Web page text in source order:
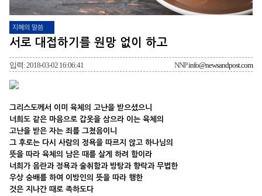
지혜의 말씀
서로 대접하기를 원망 없이 하고
입력: 2018-03-02 16:06:41 NNPinfo@newsandpost.com
그리스도께서 이미 육체의 고난을 받으셨으니
너희도 같은 마음으로 갑옷을 삼으라 이는 육체의
고난을 받은 자는 죄를 그쳤음이니
그 후로는 다시 사람의 정욕을 따르지 않고 하나님의
뜻을 따라 육체의 남은 때를 살게 하려 함이라
너희가 음란과 정욕과 술취함과 방탕과 향락과 무법한
우상 숭배를 하여 이방인의 뜻을 따라 행한
것은 지나간 때로 족하도다